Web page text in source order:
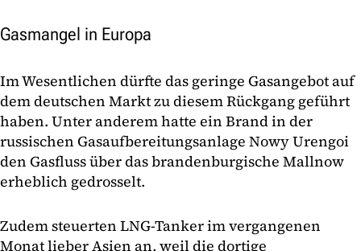
Gasmangel in Europa
Im Wesentlichen dürfte das geringe Gasangebot auf
dem deutschen Markt zu diesem Rückgang geführt
haben. Unter anderem hatte ein Brand in der
russischen Gasaufbereitungsanlage Nowy Urengoi
den Gasfluss über das brandenburgische Mallnow
erheblich gedrosselt.
Zudem steuerten LNG-Tanker im vergangenen
Monat lieber Asien an, weil die dortige